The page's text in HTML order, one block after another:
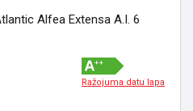
Alfea Extensa A.I. 6
Ražojuma datu lapa